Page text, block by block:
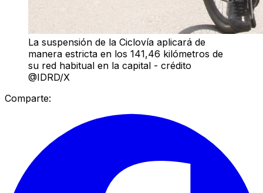
La suspensión de la Ciclovía aplicará de
manera estricta en los 141,46 kilómetros de
su red habitual en la capital - crédito
@IDRD/X
Comparte: